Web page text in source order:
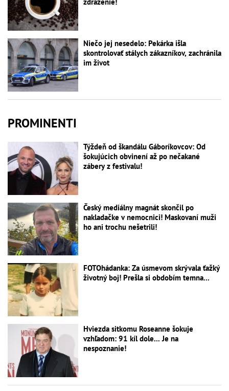
Niečo jej nesedelo: Pekárka išla
skontrolovať stálych zákazníkov, zachránila
im život
PROMINENTI
Týždeň od škandálu Gáboríkovcov: Od
šokujúcich obvinení až po nečakané
zábery z festivalu!
Český mediálny magnát skončil po
nakladačke v nemocnici! Maskovaní muži
ho ani trochu nešetrili!
FOTOhádanka: Za úsmevom skrývala ťažký
životný boj! Prešla si obdobím temna...
Hviezda sitkomu Roseanne šokuje
vzhľadom: 91 kíl dole... Je na
nespoznanie!